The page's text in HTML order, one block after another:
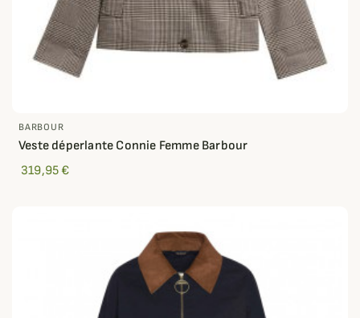
BARBOUR
Veste déperlante Connie Femme Barbour
319,95 €